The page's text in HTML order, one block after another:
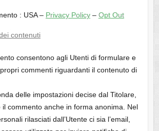
: USA – Privacy Policy– Opt Out
contenuti
consentono agli Utenti di formulare e
commenti riguardanti il contenuto di
delle impostazioni decise dal Titolare,
il commento anche in forma anonima. Nel
rilasciati dall’Utente ci sia l’email,